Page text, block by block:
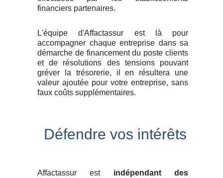
financiers partenaires.
L'équipe d'Affactassur est là pour
accompagner chaque entreprise dans sa
démarche de financement du poste clients
et de résolutions des tensions pouvant
gréver la trésorerie, il en résultera une
valeur ajoutée pour votre entreprise, sans
faux coûts supplémentaires.
Défendre vos intérêts
Affactassur est indépendant des